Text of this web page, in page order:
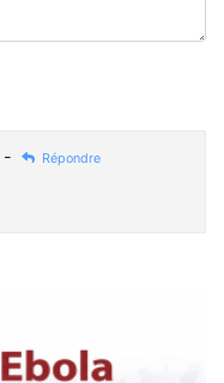
- Répondre